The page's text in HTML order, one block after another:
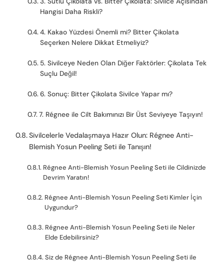
Hangisi Daha Riskli?
4. Kakao Yüzdesi Önemli mi? Bitter Çikolata
Seçerken Nelere Dikkat Etmeliyiz?
5. Sivilceye Neden Olan Diğer Faktörler: Çikolata Tek
Suçlu Değil!
6. Sonuç: Bitter Çikolata Sivilce Yapar mı?
7. Régnee ile Cilt Bakımınızı Bir Üst Seviyeye Taşıyın!
Sivilcelerle Vedalaşmaya Hazır Olun: Régnee Anti-
Blemish Yosun Peeling Seti ile Tanışın!
Régnee Anti-Blemish Yosun Peeling Seti ile Cildinizde
Devrim Yaratın!
Régnee Anti-Blemish Yosun Peeling Seti Kimler İçin
Uygundur?
Régnee Anti-Blemish Yosun Peeling Seti ile Neler
Elde Edebilirsiniz?
Siz de Régnee Anti-Blemish Yosun Peeling Seti ile